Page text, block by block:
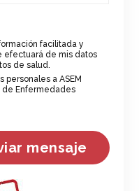
facilitada y
efectuará de mis datos
de salud.
personales a ASEM
de Enfermedades